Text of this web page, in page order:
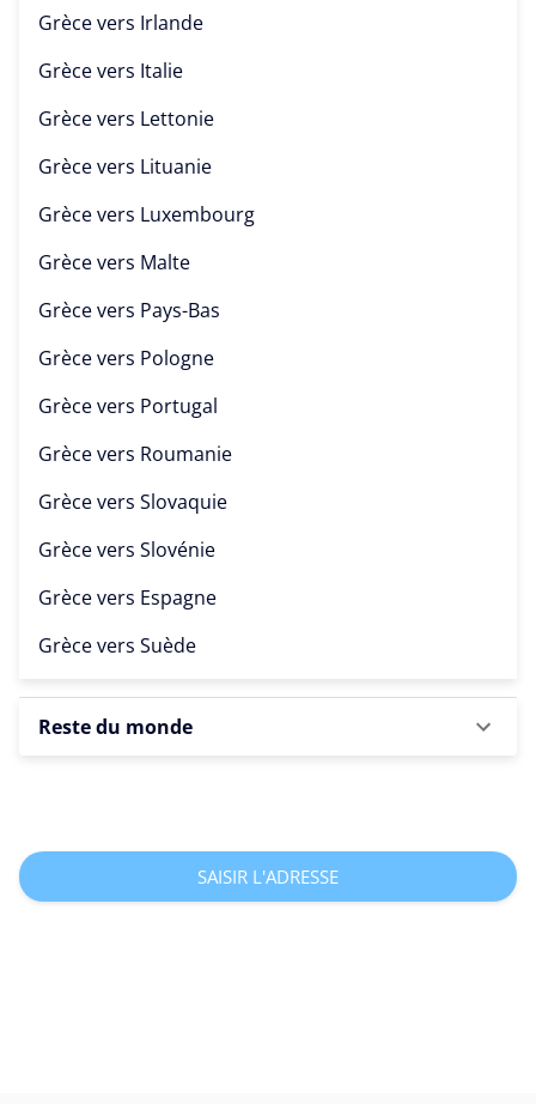
Grèce vers Irlande
Grèce vers Italie
Grèce vers Lettonie
Grèce vers Lituanie
Grèce vers Luxembourg
Grèce vers Malte
Grèce vers Pays-Bas
Grèce vers Pologne
Grèce vers Portugal
Grèce vers Roumanie
Grèce vers Slovaquie
Grèce vers Slovénie
Grèce vers Espagne
Grèce vers Suède
Reste du monde
SAISIR L'ADRESSE